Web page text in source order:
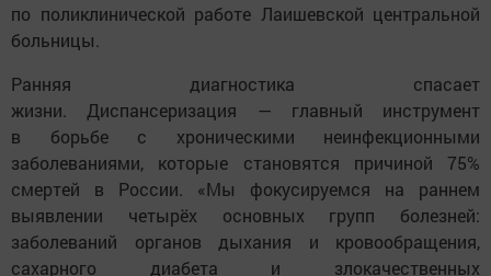
по поликлинической работе Лаишевской центральной
больницы.
Ранняя диагностика спасает
жизни. Диспансеризация — главный инструмент
в борьбе с хроническими неинфекционными
заболеваниями, которые становятся причиной 75%
смертей в России. «Мы фокусируемся на раннем
выявлении четырёх основных групп болезней:
заболеваний органов дыхания и кровообращения,
сахарного диабета и злокачественных